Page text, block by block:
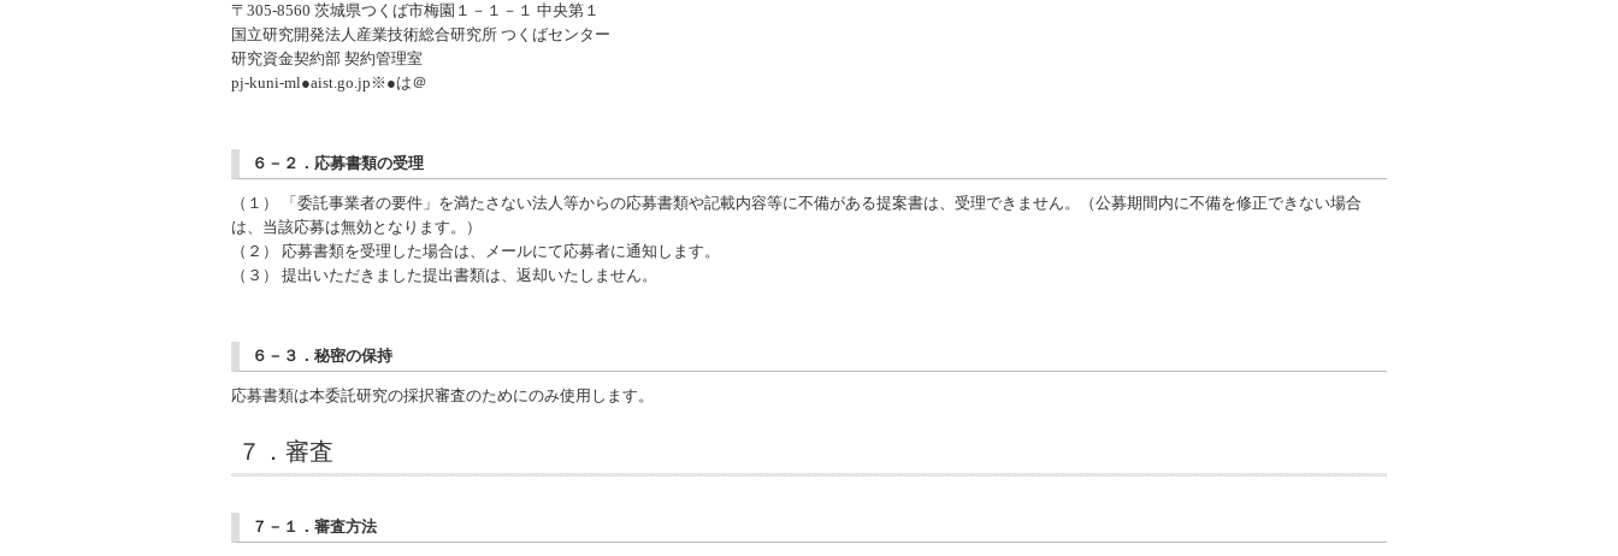
〒305-8560 茨城県つくば市梅園１－１－１ 中央第１
国立研究開発法人産業技術総合研究所 つくばセンター
研究資金契約部 契約管理室
pj-kuni-ml●aist.go.jp※●は＠
６－２．応募書類の受理
（１） 「委託事業者の要件」を満たさない法人等からの応募書類や記載内容等に不備がある提案書は、受理できません。（公募期間内に不備を修正できない場合
は、当該応募は無効となります。）
（２） 応募書類を受理した場合は、メールにて応募者に通知します。
（３） 提出いただきました提出書類は、返却いたしません。
６－３．秘密の保持
応募書類は本委託研究の採択審査のためにのみ使用します。
７．審査
７－１．審査方法